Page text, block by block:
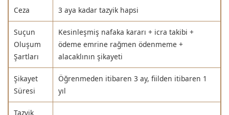
Ceza 3 aya kadar tazyik hapsi
Suçun
Oluşum
Şartları
Kesinleşmiş nafaka kararı + icra takibi +
ödeme emrine rağmen ödenmeme +
alacaklının şikayeti
Şikayet
Süresi
Öğrenmeden itibaren 3 ay, fiilden itibaren 1
yıl
Tazyik